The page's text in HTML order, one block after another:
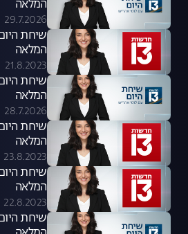
המלאה
29.7.2026
המלאה
21.8.2023
המלאה
28.7.2026
המלאה
23.8.2023
המלאה
22.8.2023